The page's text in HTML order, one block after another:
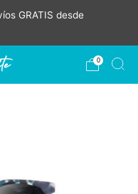
GRATIS desde
0